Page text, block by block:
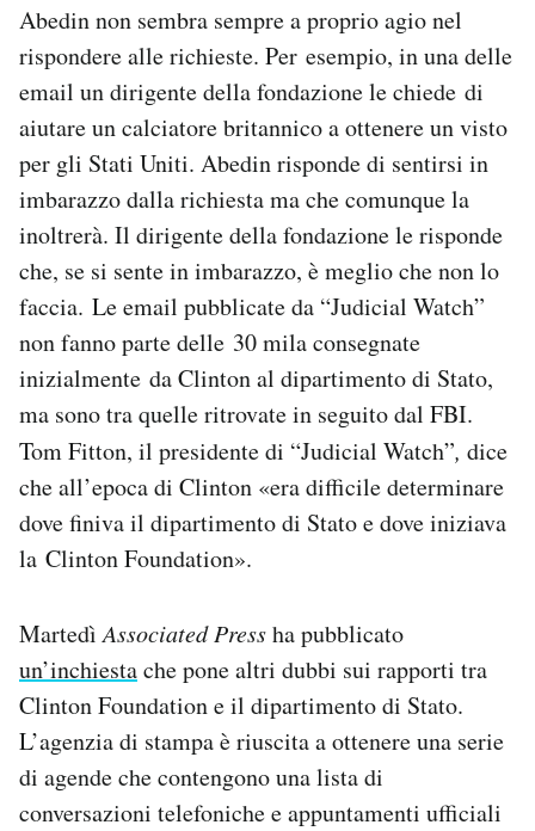
Abedin non sembra sempre a proprio agio nel
rispondere alle richieste. Per esempio, in una delle
email un dirigente della fondazione le chiede di
aiutare un calciatore britannico a ottenere un visto
per gli Stati Uniti. Abedin risponde di sentirsi in
imbarazzo dalla richiesta ma che comunque la
inoltrerà. Il dirigente della fondazione le risponde
che, se si sente in imbarazzo, è meglio che non lo
faccia. Le email pubblicate da “Judicial Watch”
non fanno parte delle 30 mila consegnate
inizialmente da Clinton al dipartimento di Stato,
ma sono tra quelle ritrovate in seguito dal FBI.
Tom Fitton, il presidente di “Judicial Watch”, dice
che all’epoca di Clinton «era difficile determinare
dove finiva il dipartimento di Stato e dove iniziava
la Clinton Foundation».
MartedìAssociated Pressha pubblicato
un’inchiestache pone altri dubbi sui rapporti tra
Clinton Foundation e il dipartimento di Stato.
L’agenzia di stampa è riuscita a ottenere una serie
di agende che contengono una lista di
conversazioni telefoniche e appuntamenti ufficiali